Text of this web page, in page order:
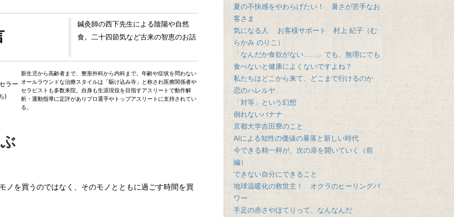
鍼灸師の西下先生による陰陽や自然
食。二十四節気など古来の智恵のお話
ラー
)
新生児から高齢者まで、整形外科から内科まで。年齢や症状を問わない
オールラウンドな治療スタイルは「駆け込み寺」と称され医療関係者や
セラピストも多数来院。自身も生涯現役を目指すアスリートで動作解
析・運動指導に定評がありプロ選手やトップアスリートに支持されてい
る。
ノを買うのではなく、そのモノとともに過ごす時間を買
夏の不快感をやわらげたい！ 暑さが苦手なお
客さま
気になる人 お客様サポート 村上 紀子（む
らかみ のりこ）
「なんだか食欲がない……」でも、無理にでも
食べないと健康によくないですよね？
私たちはどこから来て、どこまで行けるのか
恋のハレルヤ
「対等」という幻想
倒れないバナナ
京都大学吉田寮のこと
AIによる知性の価値の暴落と新しい時代
今できる精一杯が、次の扉を開いていく（前
編）
できない自分にできること
地球温暖化の救世主！ オクラのヒーリングパ
ワー
手足の赤さやほてりって、なんなんだ